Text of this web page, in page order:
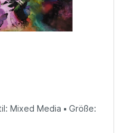
Mixed Media ▪ Größe: